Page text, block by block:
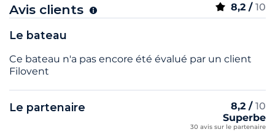
Avis clients 8,2 / 10
Le bateau
Ce bateau n'a pas encore été évalué par un client
Filovent
Le partenaire 8,2 / 10
Superbe
30 avis sur le partenaire